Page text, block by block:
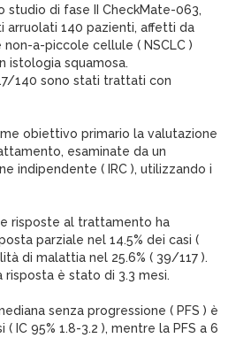
di fase II CheckMate-063,
arruolati 140 pazienti, affetti da
a-piccole cellule ( NSCLC )
istologia squamosa.
140 sono stati trattati con
obiettivo primario la valutazione
esaminate da un
indipendente ( IRC ), utilizzando i
risposte al trattamento ha
parziale nel 14.5% dei casi (
di malattia nel 25.6% ( 39/117 ).
risposta è stato di 3.3 mesi.
senza progressione ( PFS ) è
( IC 95% 1.8-3.2 ), mentre la PFS a 6